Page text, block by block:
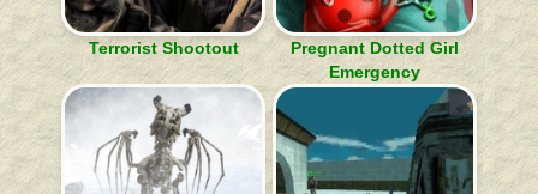
Terrorist Shootout
Pregnant Dotted Girl
Emergency